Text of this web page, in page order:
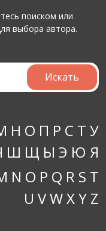
поиском или
выбора автора.
Н О П Р С Т У
Ш Щ Ы Э Ю Я
N O P Q R S T
U VWX Y Z